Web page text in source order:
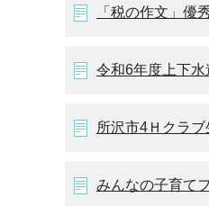
「税の作文」優
令和6年度上下水
所沢市4Ｈクラ
みんなの子育て